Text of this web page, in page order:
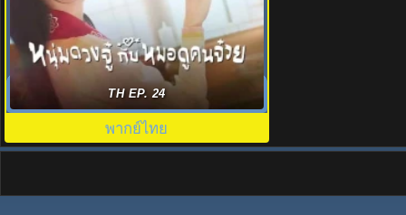
หนุ่มดวงจู๋กับหมอดูคนจ๋วย (2025) Head
Over Heels พากย์ไทย
TH EP. 24
พากย์ไทย